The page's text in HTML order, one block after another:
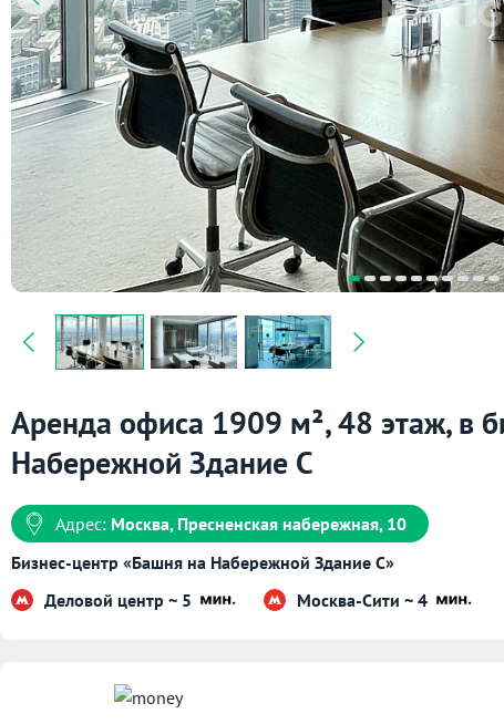
Аренда офиса 1909 м², 48 этаж, в
Набережной Здание С
Адрес: Москва, Пресненская набережная, 10
Бизнес-центр «Башня на Набережной Здание С»
Деловой центр ~ 5
Москва-Сити ~ 4